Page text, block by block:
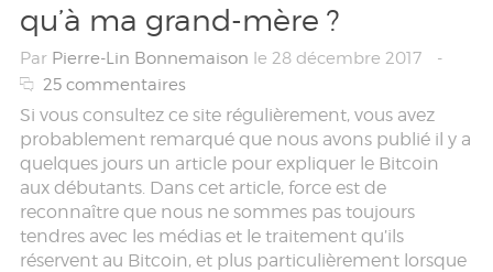
qu’à ma grand-mère ?
Par Pierre-Lin Bonnemaison le 28 décembre 2017
-
25 commentaires
Si vous consultez ce site régulièrement, vous avez
probablement remarqué que nous avons publié il y a
quelques jours un article pour expliquer le Bitcoin
aux débutants. Dans cet article, force est de
reconnaître que nous ne sommes pas toujours
tendres avec les médias et le traitement qu’ils
réservent au Bitcoin, et plus particulièrement lorsque